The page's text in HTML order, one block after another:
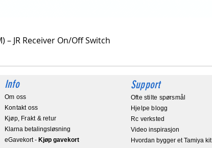
Hurtigvisning
– JR Receiver On/Off Switch
Info
Om oss
Kontakt oss
Kjøp, Frakt & retur
Klarna betalingsløsning
eGavekort- Kjøp gavekort
Support
Ofte stilte spørsmål
Hjelpe blogg
Rc verksted
Video inspirasjon
Hvordan bygger et Tamiya kit